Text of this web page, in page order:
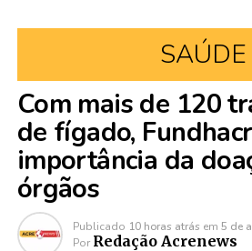
SAÚDE
Com mais de 120
de fígado,
importância da
órgãos
Publicado 10 horas atrás em 5 de
Por Redação Acrenews